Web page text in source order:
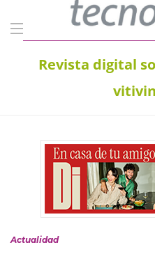
Revista digital
Actualidad